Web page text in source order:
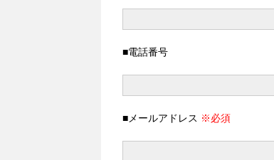
■電話番号
■メールアドレス ※必須